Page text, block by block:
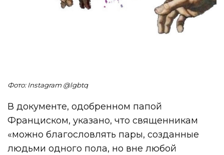
Фото: Instagram @lgbtq
В документе, одобренном папой
Франциском, указано, что священникам
«можно благословлять пары, созданные
людьми одного пола, но вне любой